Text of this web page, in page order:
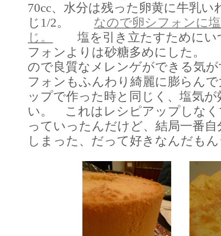
70cc、水分は残った卵黄に牛乳い
じ1/2。 なので卵シフォンに
じ。
塩を引き立たすためにい
フォンよりは砂糖多めにした
ので良質なメレンゲができる気
フォンもふんわり綺麗に膨らん
ップで作った時と同じく、塩気
い。 これはレシピアップしな
っていったんだけど、結局一番
しまった、だって好きなんだも